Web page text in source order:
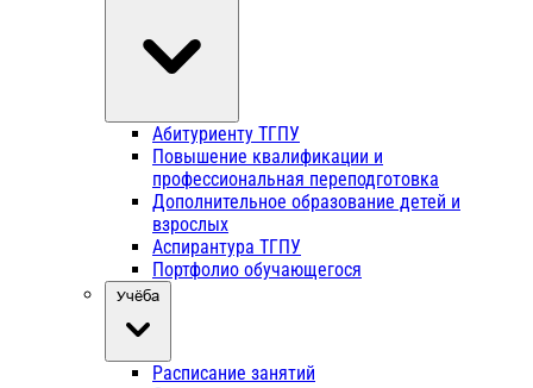
Абитуриенту ТГПУ
Повышение квалификации и
профессиональная переподготовка
Дополнительное образование детей и
взрослых
Аспирантура ТГПУ
Портфолио обучающегося
Учёба
Расписание занятий